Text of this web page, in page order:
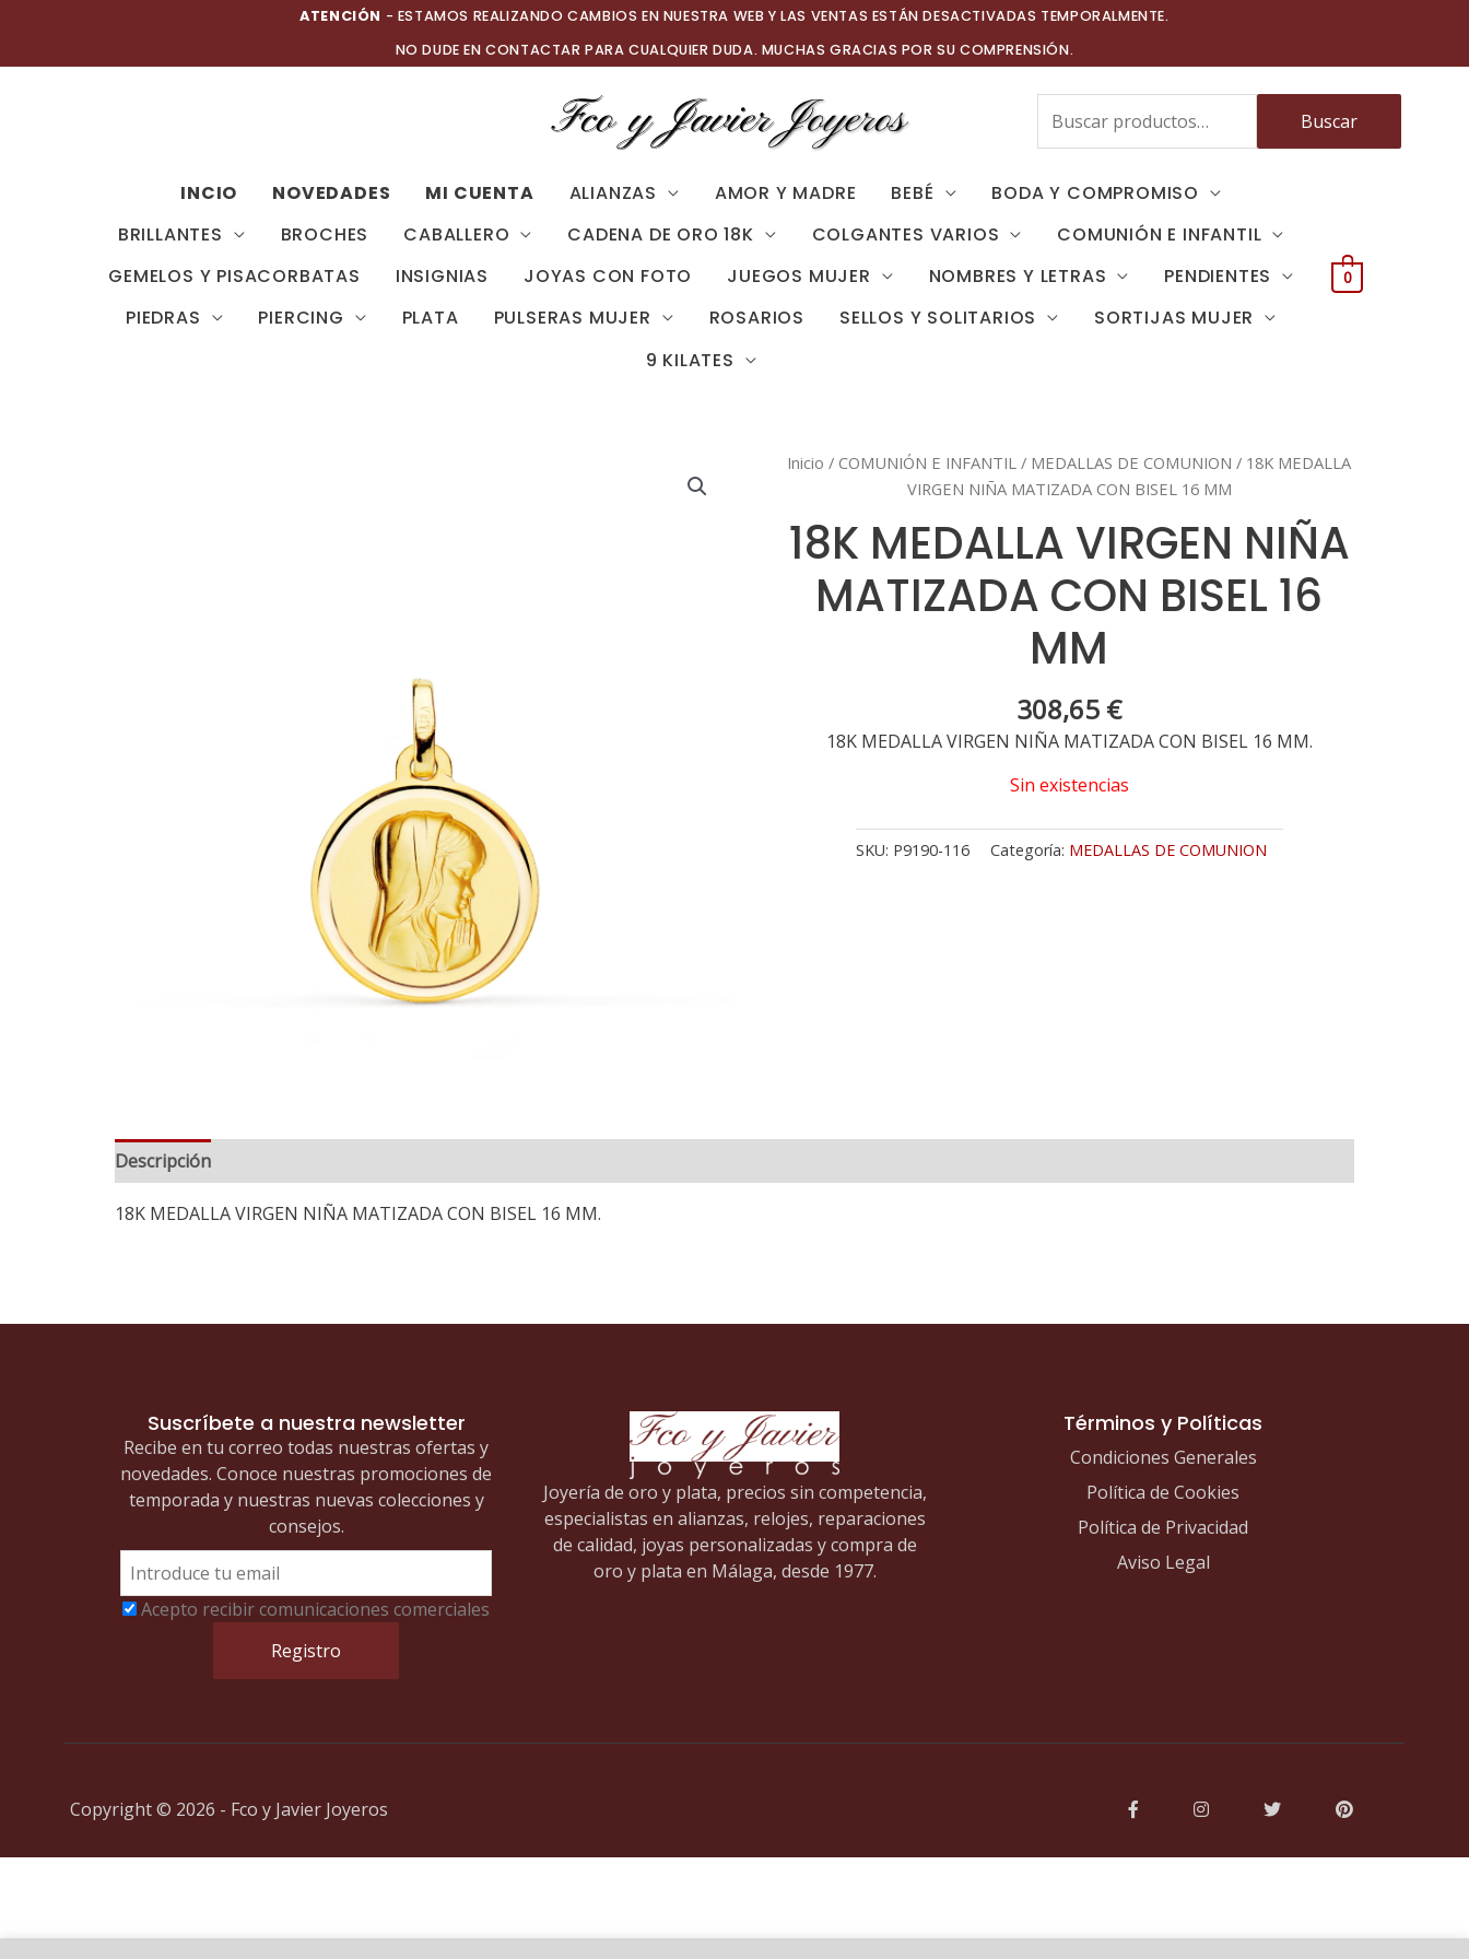
contenido
ATENCIÓN - ESTAMOS REALIZANDO CAMBIOS EN NUESTRA WEB Y LAS VENTAS ESTÁN DESACTIVADAS TEMPORALMENTE.
NO DUDE EN CONTACTAR PARA CUALQUIER DUDA. MUCHAS GRACIAS POR SU COMPRENSIÓN.
Buscar
por:
Buscar
INCIO NOVEDADES MI CUENTA ALIANZAS AMOR Y MADRE BEBÉ
BODA Y COMPROMISO
BRILLANTES
BROCHES CABALLERO CADENA DE ORO 18K COLGANTES VARIOS
COMUNIÓN E INFANTIL
GEMELOS Y PISACORBATAS
INSIGNIAS JOYAS CON FOTO JUEGOS MUJER NOMBRES Y LETRAS
PENDIENTES
PIEDRAS
PIERCING PLATA PULSERAS MUJER ROSARIOS SELLOS Y SOLITARIOS
SORTIJAS MUJER
9 KILATES
0
Inicio / COMUNIÓN E INFANTIL / MEDALLAS DE COMUNION / 18K MEDALLA
VIRGEN NIÑA MATIZADA CON BISEL 16 MM
18K MEDALLA VIRGEN NIÑA
MATIZADA CON BISEL 16
MM
308,65 €
18K MEDALLA VIRGEN NIÑA MATIZADA CON BISEL 16 MM.
Sin existencias
SKU: P9190-116 Categoría: MEDALLAS DE COMUNION
Descripción
18K MEDALLA VIRGEN NIÑA MATIZADA CON BISEL 16 MM.
Suscríbete a nuestra newsletter
Recibe en tu correo todas nuestras ofertas y
novedades. Conoce nuestras promociones de
temporada y nuestras nuevas colecciones y
consejos.
Acepto recibir comunicaciones comerciales
Joyería de oro y plata, precios sin competencia,
especialistas en alianzas, relojes, reparaciones
de calidad, joyas personalizadas y compra de
oro y plata en Málaga, desde 1977.
Términos y Políticas
Condiciones Generales
Política de Cookies
Política de Privacidad
Aviso Legal
Copyright © 2026 - Fco y Javier Joyeros